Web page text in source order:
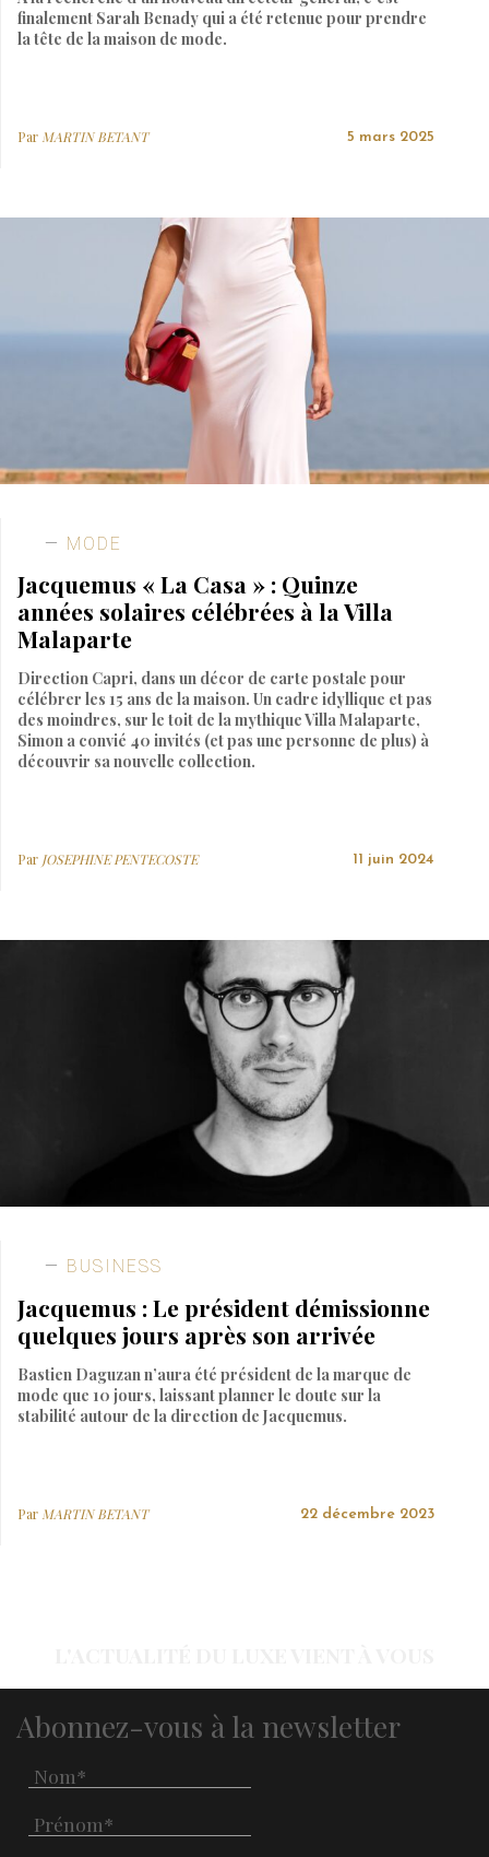
finalement Sarah Benady qui a été retenue pour prendre
la tête de la maison de mode.
Par MARTIN BETANT 5 mars 2025
MODE
Jacquemus « La Casa » : Quinze
années solaires célébrées à la Villa
Malaparte
Direction Capri, dans un décor de carte postale pour
célébrer les 15 ans de la maison. Un cadre idyllique et pas
des moindres, sur le toit de la mythique Villa Malaparte,
Simon a convié 40 invités (et pas une personne de plus) à
découvrir sa nouvelle collection.
Par JOSEPHINE PENTECOSTE 11 juin 2024
BUSINESS
Jacquemus : Le président démissionne
quelques jours après son arrivée
Bastien Daguzan n’aura été président de la marque de
mode que 10 jours, laissant planner le doute sur la
stabilité autour de la direction de Jacquemus.
Par MARTIN BETANT 22 décembre 2023
Abonnez-vous à la newsletter